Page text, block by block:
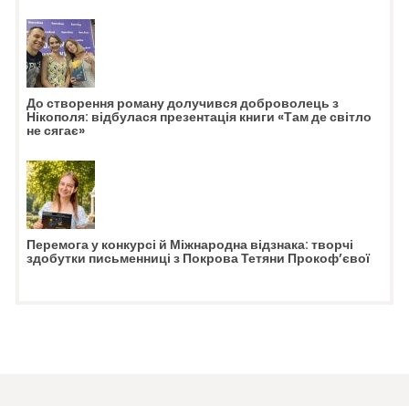
До створення роману долучився доброволець з
Нікополя: відбулася презентація книги «Там де світло
не сягає»
Перемога у конкурсі й Міжнародна відзнака: творчі
здобутки письменниці з Покрова Тетяни Прокоф’євої